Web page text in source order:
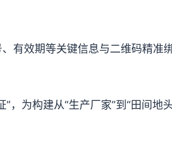
有效期等关键信息与二维码精准
，为构建从“生产厂家”到“田间地